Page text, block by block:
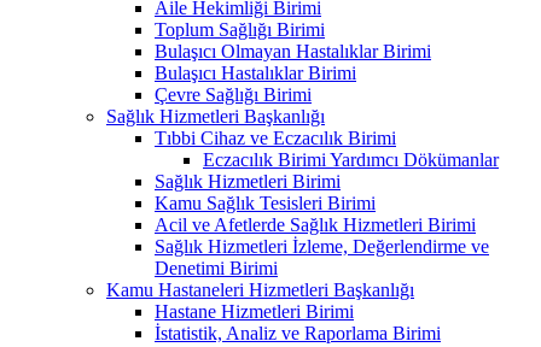
Aile Hekimliği Birimi
Toplum Sağlığı Birimi
Bulaşıcı Olmayan Hastalıklar Birimi
Bulaşıcı Hastalıklar Birimi
Çevre Sağlığı Birimi
Sağlık Hizmetleri Başkanlığı
Tıbbi Cihaz ve Eczacılık Birimi
Eczacılık Birimi Yardımcı Dökümanlar
Sağlık Hizmetleri Birimi
Kamu Sağlık Tesisleri Birimi
Acil ve Afetlerde Sağlık Hizmetleri Birimi
Sağlık Hizmetleri İzleme, Değerlendirme ve
Denetimi Birimi
Kamu Hastaneleri Hizmetleri Başkanlığı
Hastane Hizmetleri Birimi
İstatistik, Analiz ve Raporlama Birimi